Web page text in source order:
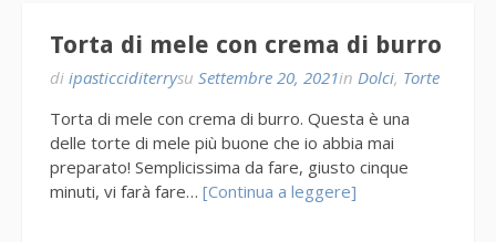
Torta di mele con crema di burro
di ipasticciditerrysu Settembre 20, 2021in Dolci, Torte
Torta di mele con crema di burro. Questa è una
delle torte di mele più buone che io abbia mai
preparato! Semplicissima da fare, giusto cinque
minuti, vi farà fare… [Continua a leggere]